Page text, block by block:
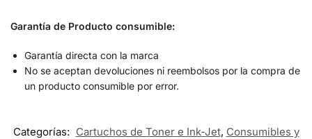
Garantía de Producto consumible:
Garantía directa con la marca
No se aceptan devoluciones ni reembolsos por la compra de
un producto consumible por error.
Categorías: Cartuchos de Toner e Ink-Jet, Consumibles y